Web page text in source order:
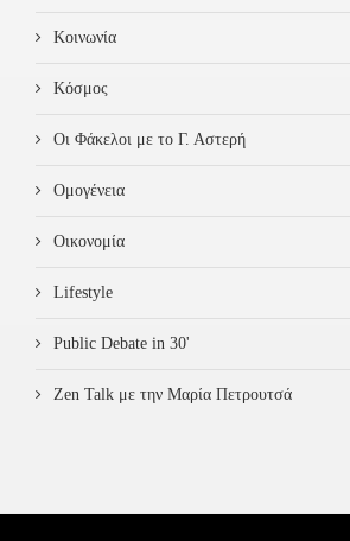
Κοινωνία
Κόσμος
Οι Φάκελοι με το Γ. Αστερή
Ομογένεια
Οικονομία
Lifestyle
Public Debate in 30'
Zen Talk με την Μαρία Πετρουτσά